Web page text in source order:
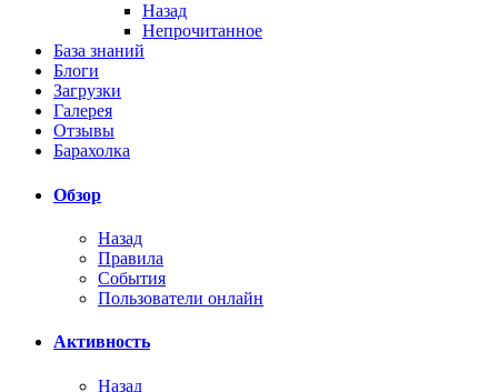
Назад
Непрочитанное
База знаний
Блоги
Загрузки
Галерея
Отзывы
Барахолка
Обзор
Назад
Правила
События
Пользователи онлайн
Активность
Назад